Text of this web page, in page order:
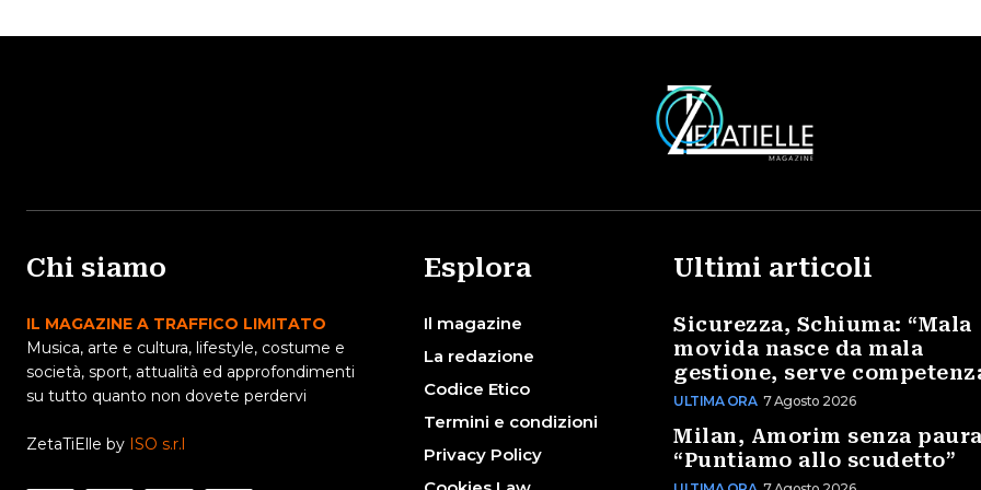
Chi siamo
IL MAGAZINE A TRAFFICO LIMITATO
Musica, arte e cultura, lifestyle, costume e
società, sport, attualità ed approfondimenti
su tutto quanto non dovete perdervi
ZetaTiElle by ISO s.r.l
Esplora
Il magazine
La redazione
Codice Etico
Termini e condizioni
Privacy Policy
Ultimi articoli
Sicurezza, Schiuma: “Mala
movida nasce da mala
gestione, serve
ULTIMA ORA 7 Agosto 2026
Milan, Amorim senza
“Puntiamo allo scudetto”